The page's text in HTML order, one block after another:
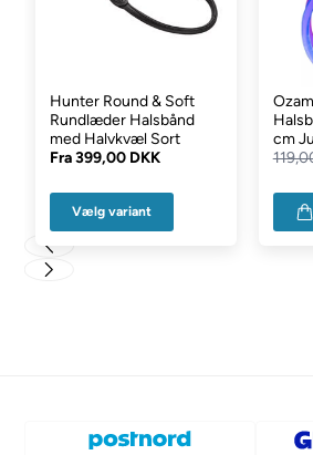
Hunter Round & Soft
Rundlæder Halsbånd
med Halvkvæl Sort
Fra399,00 DKK
Vælg variant
cm